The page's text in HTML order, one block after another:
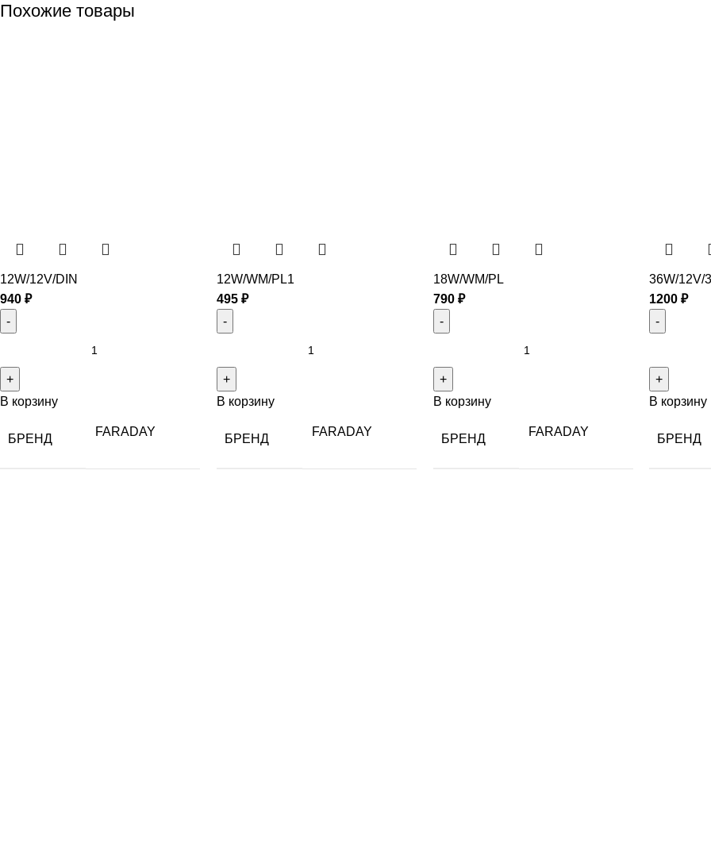
Похожие товары
12W/12V/DIN
940 ₽
В корзину
БРЕНД
FARADAY
12W/WM/PL1
495 ₽
В корзину
БРЕНД
FARADAY
18W/WM/PL
790 ₽
В корзину
БРЕНД
FARADAY
36W/12V/
1200₽
В корзину
БРЕНД